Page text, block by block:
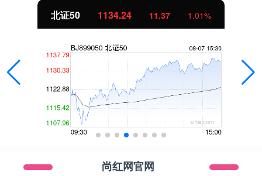
北证50 1134.24 11.37 1.01%
尚红网官网